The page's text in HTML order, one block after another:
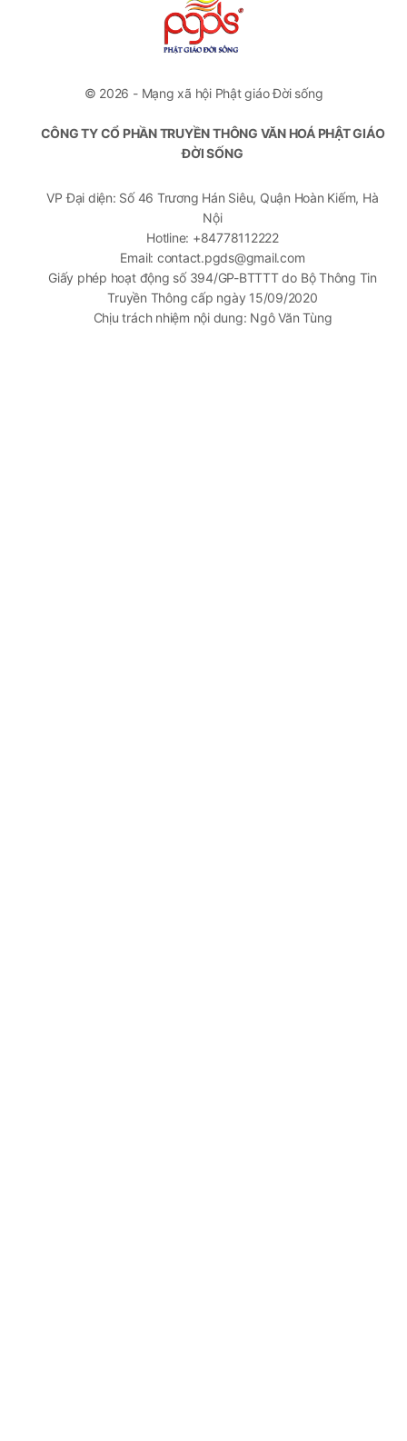
© 2026 - Mạng xã hội Phật giáo Đời sống
CÔNG TY CỔ PHẦN TRUYỀN THÔNG VĂN HOÁ PHẬT GIÁO
ĐỜI SỐNG
VP Đại diện: Số 46 Trương Hán Siêu, Quận Hoàn Kiếm, Hà
Nội
Hotline: +84778112222
Email: contact.pgds@gmail.com
Giấy phép hoạt động số 394/GP-BTTTT do Bộ Thông Tin
Truyền Thông cấp ngày 15/09/2020
Chịu trách nhiệm nội dung: Ngô Văn Tùng